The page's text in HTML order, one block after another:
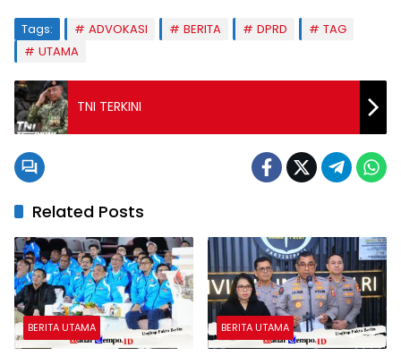
Tags: ADVOKASI BERITA DPRD
TAG
UTAMA
TNI TERKINI
Related Posts
BERITA UTAMA BERITA UTAMA